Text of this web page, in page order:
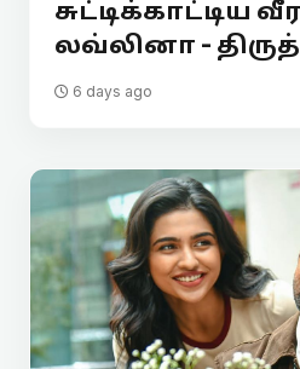
சுட்டிக்காட்டிய
லவ்லினா -
6 days ago